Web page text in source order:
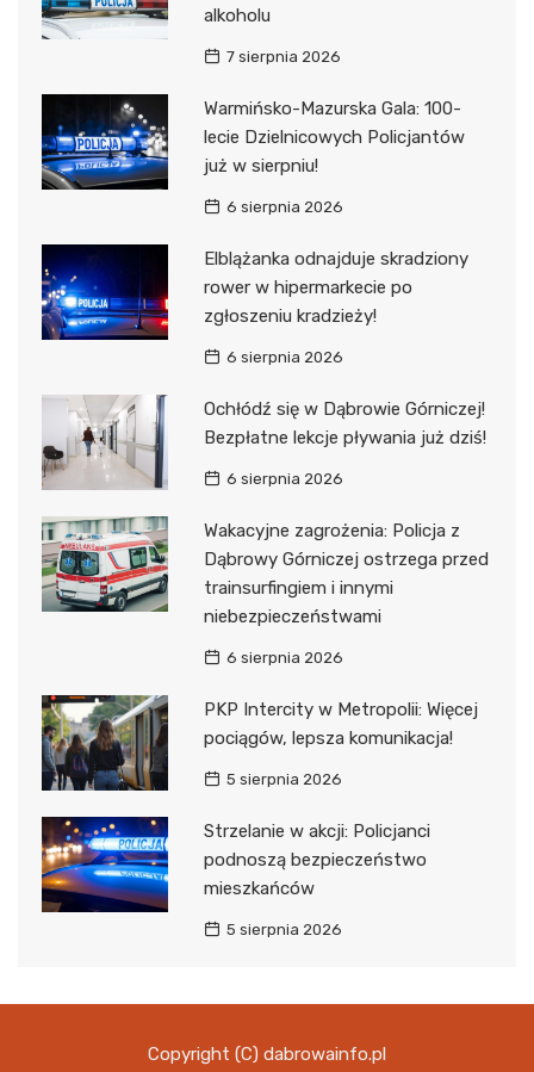
alkoholu
7 sierpnia 2026
Warmińsko-Mazurska Gala: 100-
lecie Dzielnicowych Policjantów
już w sierpniu!
6 sierpnia 2026
Elblążanka odnajduje skradziony
rower w hipermarkecie po
zgłoszeniu kradzieży!
6 sierpnia 2026
Ochłódź się w Dąbrowie Górniczej!
Bezpłatne lekcje pływania już dziś!
6 sierpnia 2026
Wakacyjne zagrożenia: Policja z
Dąbrowy Górniczej ostrzega przed
trainsurfingiem i innymi
niebezpieczeństwami
6 sierpnia 2026
PKP Intercity w Metropolii: Więcej
pociągów, lepsza komunikacja!
5 sierpnia 2026
Strzelanie w akcji: Policjanci
podnoszą bezpieczeństwo
mieszkańców
5 sierpnia 2026
Copyright (C) dabrowainfo.pl